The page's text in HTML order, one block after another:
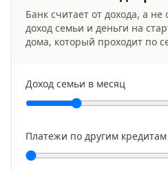
Банк считает от дохода, а
доход семьи и деньги на
дома, который проходит по
Доход семьи в месяц
Платежи по другим кредитам